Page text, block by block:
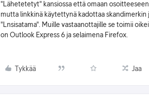
"Lähetetetyt" kansiossa että omaan
mutta linkkinä käytettynä kadottaa
"Lnsisatama". Muille vastaanottajille se toimii
on Outlook Express 6 ja selaimena Firefox.
Tykkää Jaa